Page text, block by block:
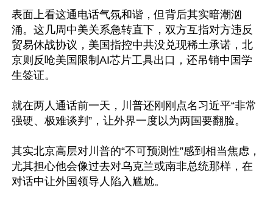
表面上看这通电话气氛和谐，但背后其实暗潮汹
涌。这几周中美关系急转直下，双方互指对方违反
贸易休战协议，美国指控中共没兑现稀土承诺，北
京则反呛美国限制AI芯片工具出口，还吊销中国学
生签证。
就在两人通话前一天，川普还刚刚点名习近平“非常
强硬、极难谈判”，让外界一度以为两国要翻脸。
其实北京高层对川普的“不可预测性”感到相当焦虑，
尤其担心他会像过去对乌克兰或南非总统那样，在
对话中让外国领导人陷入尴尬。